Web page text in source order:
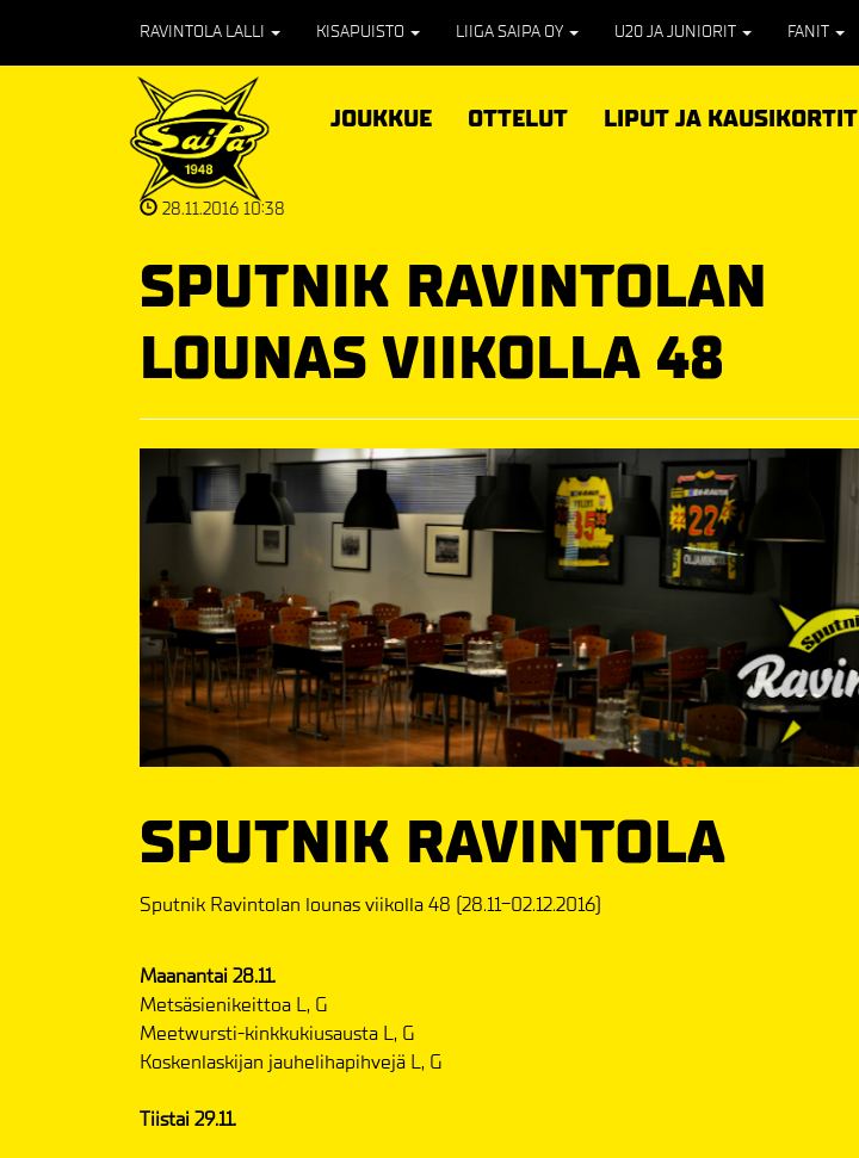
RAVINTOLA LALLI KISAPUISTO LIIGA SAIPA OY U20 JA JUNIORIT FANIT
JOUKKUE OTTELUT LIPUT JA KAUSIKORTIT
28.11.2016 10:38
SPUTNIK RAVINTOLAN
LOUNAS VIIKOLLA 48
SPUTNIK RAVINTOLA
Sputnik Ravintolan lounas viikolla 48 (28.11-02.12.2016)
Maanantai 28.11.
Metsäsienikeittoa L, G
Meetwursti-kinkkukiusausta L, G
Koskenlaskijan jauhelihapihvejä L, G
Tiistai 29.11.